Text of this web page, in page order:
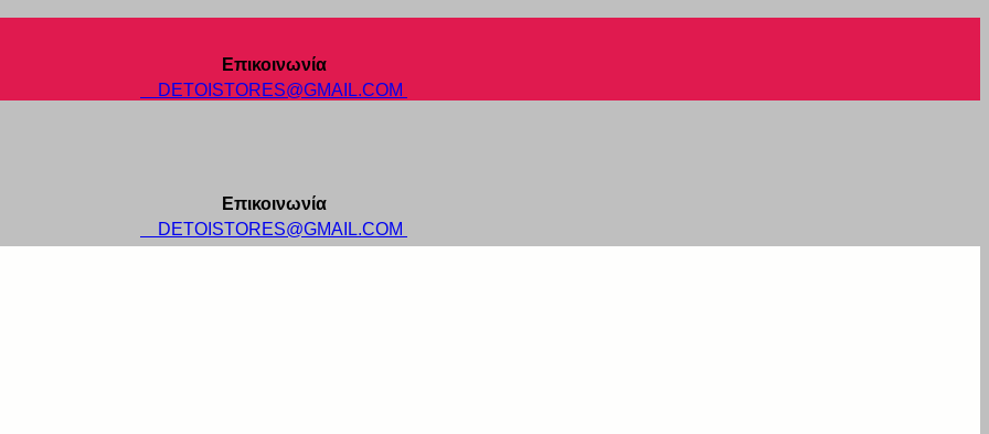
Επικοινωνία
DETOISTORES@GMAIL.COM
Επικοινωνία
DETOISTORES@GMAIL.COM